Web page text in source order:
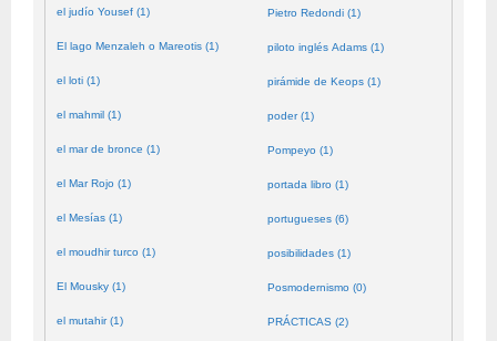
el judío Yousef (1)
El lago Menzaleh o Mareotis (1)
el loti (1)
el mahmil (1)
el mar de bronce (1)
el Mar Rojo (1)
el Mesías (1)
el moudhir turco (1)
El Mousky (1)
el mutahir (1)
Pietro Redondi (1)
piloto inglés Adams (1)
pirámide de Keops (1)
poder (1)
Pompeyo (1)
portada libro (1)
portugueses (6)
posibilidades (1)
Posmodernismo (0)
PRÁCTICAS (2)